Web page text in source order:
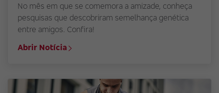
No mês em que se comemora a amizade, conheça
pesquisas que descobriram semelhança genética
entre amigos. Confira!
Abrir Notícia